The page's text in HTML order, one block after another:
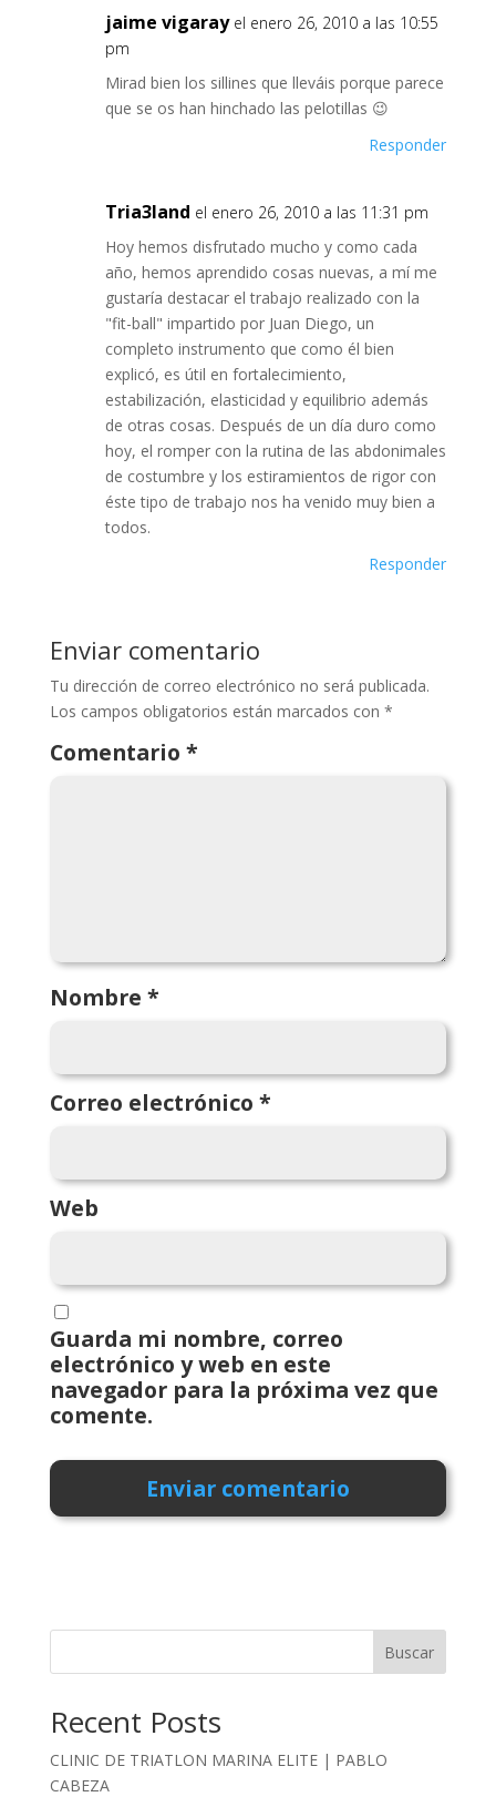
jaime vigaray el enero 26, 2010 a las 10:55
pm
Mirad bien los sillines que lleváis porque parece
que se os han hinchado las pelotillas 😉
Responder
Tria3land el enero 26, 2010 a las 11:31 pm
Hoy hemos disfrutado mucho y como cada
año, hemos aprendido cosas nuevas, a mí me
gustaría destacar el trabajo realizado con la
"fit-ball" impartido por Juan Diego, un
completo instrumento que como él bien
explicó, es útil en fortalecimiento,
estabilización, elasticidad y equilibrio además
de otras cosas. Después de un día duro como
hoy, el romper con la rutina de las abdonimales
de costumbre y los estiramientos de rigor con
éste tipo de trabajo nos ha venido muy bien a
todos.
Responder
Enviar comentario
Tu dirección de correo electrónico no será publicada.
Los campos obligatorios están marcados con *
Comentario *
Nombre *
Correo electrónico *
Web
Guarda mi nombre, correo
electrónico y web en este
navegador para la próxima vez que
comente.
Buscar
Recent Posts
CLINIC DE TRIATLON MARINA ELITE | PABLO
CABEZA